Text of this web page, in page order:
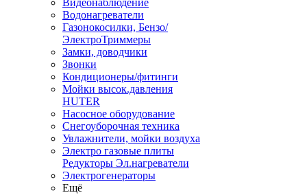
Видеонаблюдение
Водонагреватели
Газонокосилки, Бензо/
ЭлектроТриммеры
Замки, доводчики
Звонки
Кондиционеры/фитинги
Мойки высок.давления
HUTER
Насосное оборудование
Снегоуборочная техника
Увлажнители, мойки воздуха
Электро газовые плиты
Редукторы Эл.нагреватели
Электрогенераторы
Ещё